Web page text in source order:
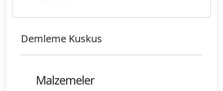
Demleme Kuskus
Malzemeler